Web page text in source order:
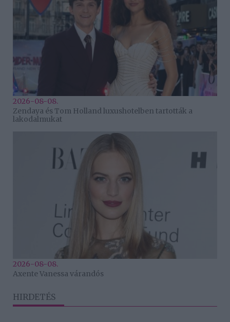
2026-08-08.
Zendaya és Tom Holland luxushotelben tartották a
lakodalmukat
2026-08-08.
Axente Vanessa várandós
HIRDETÉS